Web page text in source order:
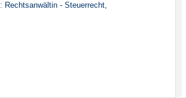
: Rechtsanwältin - Steuerrecht,